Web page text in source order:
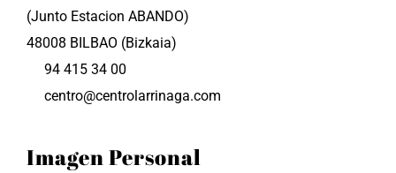
(Junto Estacion ABANDO)
48008 BILBAO (Bizkaia)
94 415 34 00
centro@centrolarrinaga.com
Imagen Personal